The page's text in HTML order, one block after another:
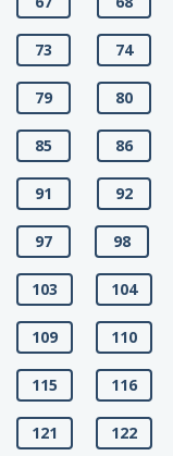
73 74
79 80
85 86
91 92
97 98
103 104
109 110
115 116
121 122